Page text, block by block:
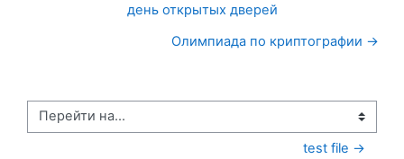
день открытых дверей
Олимпиада по криптографии →
Перейти на...
test file →